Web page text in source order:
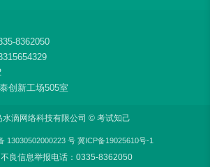
8362050
创新工场505室
水滴网络科技有限公司 © 考试知己
13030502000223 号 冀ICP备19025610号-1
良信息举报电话：0335-8362050